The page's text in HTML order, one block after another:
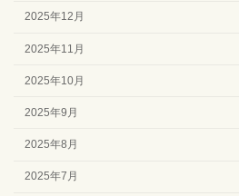
2025年12月
2025年11月
2025年10月
2025年9月
2025年8月
2025年7月